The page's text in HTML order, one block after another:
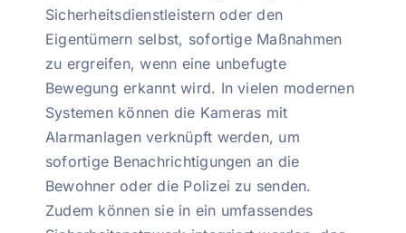
Sicherheitsdienstleistern oder den
Eigentümern selbst, sofortige Maßnahmen
zu ergreifen, wenn eine unbefugte
Bewegung erkannt wird. In vielen modernen
Systemen können die Kameras mit
Alarmanlagen verknüpft werden, um
sofortige Benachrichtigungen an die
Bewohner oder die Polizei zu senden.
Zudem können sie in ein umfassendes